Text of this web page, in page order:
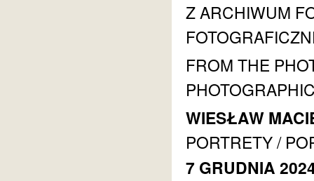
Z ARCHIWUM
FROM THE
WIESŁAW
PORTRETY /
7 GRUDNIA